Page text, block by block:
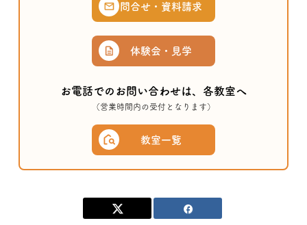
問合せ・資料請求
体験会・見学
お電話でのお問い合わせは、各教室へ
（営業時間内の受付となります）
教室一覧